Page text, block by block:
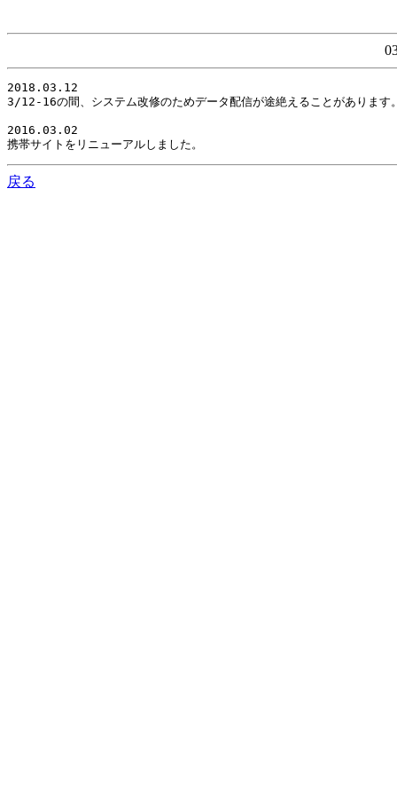
2018.03.12
3/12-16の間、システム改修のためデータ配信が途絶えることがあります
2016.03.02
携帯サイトをリニューアルしました。
戻る